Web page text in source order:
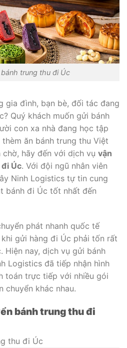
bánh trung thu đi Úc
gia đình, bạn bè, đối tác đang
Quý khách muốn gửi bánh
con xa nhà đang học tập
ăn bánh trung thu Việt
hãy đến với dịch vụ vận
Úc. Với đội ngũ nhân viên
Ninh Logistics tự tin cung
bánh đi Úc tốt nhất đến
phát nhanh quốc tế
gửi hàng đi Úc phải tốn rất
Hiện nay, dịch vụ gửi bánh
Logistics đã tiếp nhận hình
toán trực tiếp với nhiều gói
chuyển khác nhau.
bánh trung thu đi